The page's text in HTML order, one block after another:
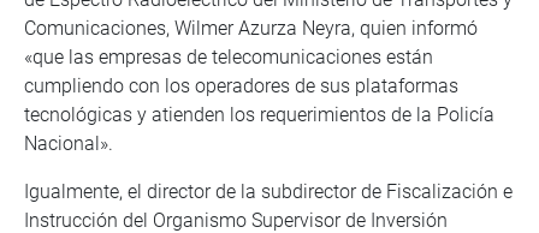
Comunicaciones, Wilmer Azurza Neyra, quien informó
«que las empresas de telecomunicaciones están
cumpliendo con los operadores de sus plataformas
tecnológicas y atienden los requerimientos de la Policía
Nacional».
Igualmente, el director de la subdirector de Fiscalización e
Instrucción del Organismo Supervisor de Inversión